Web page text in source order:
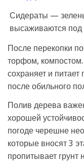
Сидераты —
высаживаются
После перекопки
торфом,
сохраняет и питает
после обильного
Полив дерева
хорошей
погоде черешне
которые вносят 3
пропитывает грунт